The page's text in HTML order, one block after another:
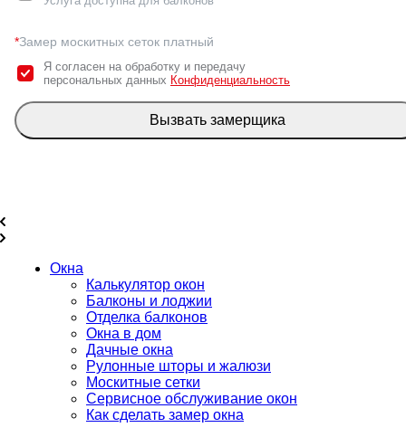
*Замер москитных сеток платный
Я согласен на обработку и передачу
персональных данных Конфиденциальность
Вызвать замерщика
Окна
Калькулятор окон
Балконы и лоджии
Отделка балконов
Окна в дом
Дачные окна
Рулонные шторы и жалюзи
Москитные сетки
Сервисное обслуживание окон
Как сделать замер окна